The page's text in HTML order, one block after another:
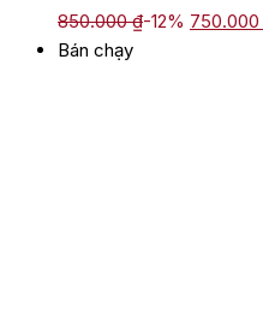
850.000₫-12% Giá
gốc
750.000
Bán chạy